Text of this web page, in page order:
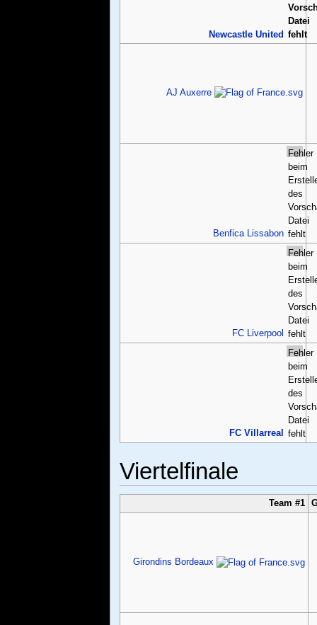
Newcastle United
Datei
fehlt
AJ Auxerre
Benfica Lissabon
Fehler
beim
des
Datei
fehlt
FC Liverpool
Fehler
beim
des
Datei
fehlt
FC Villarreal
Fehler
beim
des
Datei
fehlt
Viertelfinale
Team #1
Girondins Bordeaux